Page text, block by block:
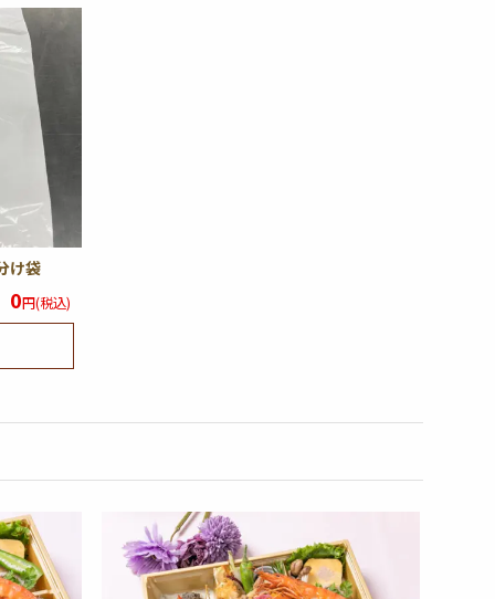
け袋
0円(税込)